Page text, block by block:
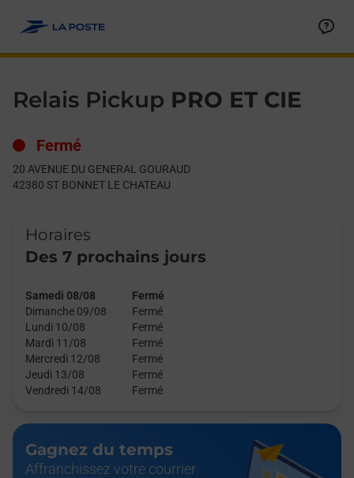
Relais Pickup PRO ET CIE
Fermé
20 AVENUE DU GENERAL GOURAUD
42380 ST BONNET LE CHATEAU
Horaires
Des 7 prochains jours
Samedi 08/08
Fermé
Dimanche 09/08
Fermé
Lundi 10/08
Fermé
Mardi 11/08
Fermé
Mercredi 12/08
Fermé
Jeudi 13/08
Fermé
Vendredi 14/08
Fermé
Gagnez du temps
Affranchissez votre courrier